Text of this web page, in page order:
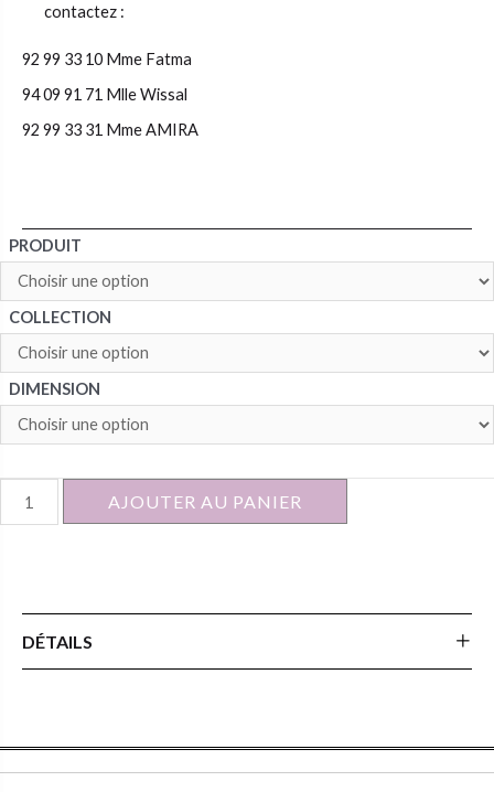
contactez :
92 99 33 10 Mme Fatma
94 09 91 71 Mlle Wissal
92 99 33 31 Mme AMIRA
PRODUIT
COLLECTION
DIMENSION
AJOUTER AU PANIER
DÉTAILS